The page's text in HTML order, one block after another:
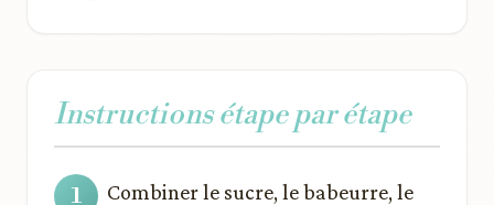
Instructions étape par étape
Combiner le sucre, le babeurre, le